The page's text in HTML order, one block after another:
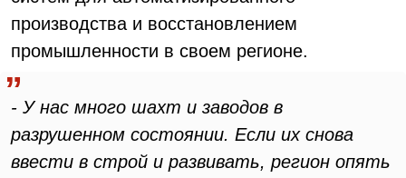
производства и восстановлением
промышленности в своем регионе.
- У нас много шахт и заводов в
разрушенном состоянии. Если их снова
ввести в строй и развивать, регион опять